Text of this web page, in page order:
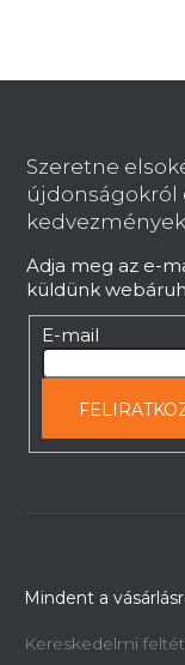
Szeretne
újdonságokról
Adja meg az e-
küldünk
E-mail
Mindent a
Kereskedelmi